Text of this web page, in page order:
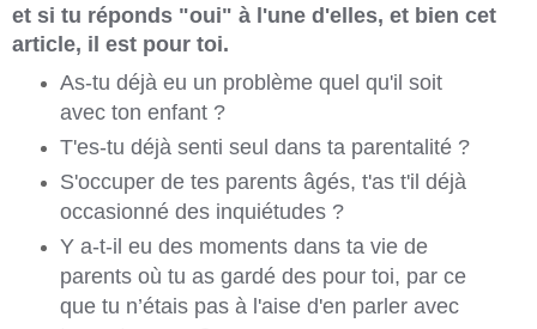
et si tu réponds "oui" à l'une d'elles, et bien cet
article, il est pour toi.
As-tu déjà eu un problème quel qu'il soit
avec ton enfant ?
T'es-tu déjà senti seul dans ta parentalité ?
S'occuper de tes parents âgés, t'as t'il déjà
occasionné des inquiétudes ?
Y a-t-il eu des moments dans ta vie de
parents où tu as gardé des pour toi, par ce
que tu n’étais pas à l'aise d'en parler avec